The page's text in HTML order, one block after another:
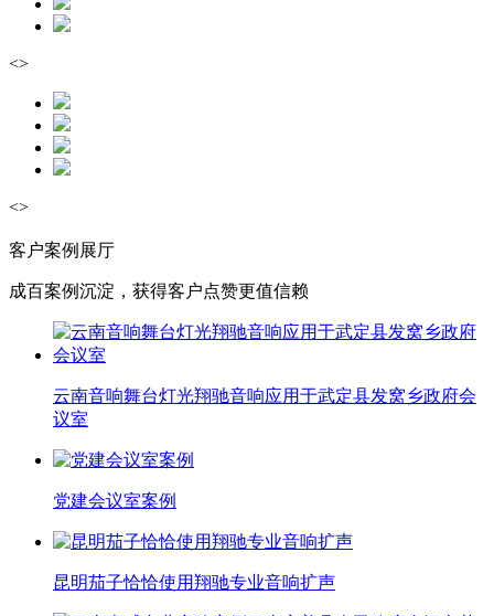
<>
<>
客户案例展厅
成百案例沉淀，获得客户点赞更值信赖
云南音响舞台灯光翔驰音响应用于武定县发窝乡政府会
议室
党建会议室案例
昆明茄子恰恰使用翔驰专业音响扩声